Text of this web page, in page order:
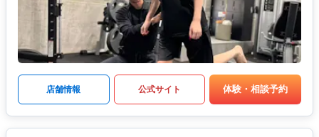
店舗情報 公式サイト 体験・相談予約